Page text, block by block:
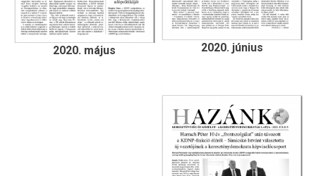
2020. május 2020. június